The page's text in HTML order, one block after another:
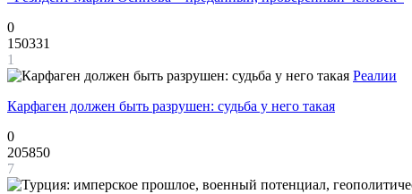
0
150331
1
Реалии
Карфаген должен быть разрушен: судьба у него такая
0
205850
7